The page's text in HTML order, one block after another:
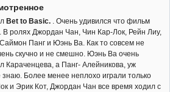
Bet to Basic. . Очень удивился что фильм
В ролях Джордан Чан, Чин Кар-Лок, Рейн Лиу,
Панг и Юэнь Ва. Как то совсем не
скучно и не смешно. Юэнь Ва очень
Караченцева, а Панг- Алейникова, уж
знаю. Более менее неплохо играли только
и Эрик Кот, Джордан Чан все время ходил с